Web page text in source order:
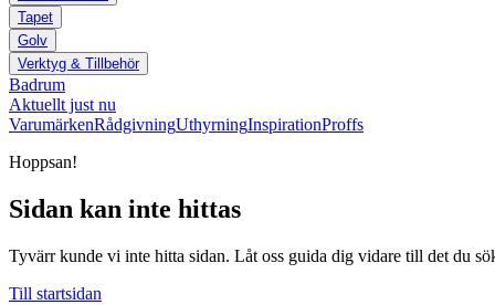
Tapet
Golv
Verktyg & Tillbehör
Badrum
Aktuellt just nu
VarumärkenRådgivningUthyrningInspirationProffs
Hoppsan!
Sidan kan inte hittas
Tyvärr kunde vi inte hitta sidan. Låt oss guida dig vidare till det du
Till startsidan